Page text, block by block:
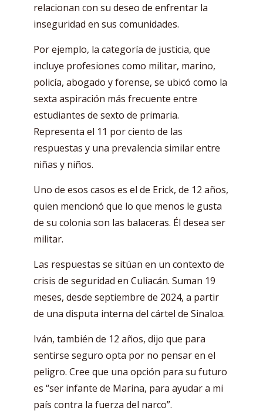
relacionan con su deseo de enfrentar la
inseguridad en sus comunidades.
Por ejemplo, la categoría de justicia, que
incluye profesiones como militar, marino,
policía, abogado y forense, se ubicó como la
sexta aspiración más frecuente entre
estudiantes de sexto de primaria.
Representa el 11 por ciento de las
respuestas y una prevalencia similar entre
niñas y niños.
Uno de esos casos es el de Erick, de 12 años,
quien mencionó que lo que menos le gusta
de su colonia son las balaceras. Él desea ser
militar.
Las respuestas se sitúan en un contexto de
crisis de seguridad en Culiacán. Suman 19
meses, desde septiembre de 2024, a partir
de una disputa interna del cártel de Sinaloa.
Iván, también de 12 años, dijo que para
sentirse seguro opta por no pensar en el
peligro. Cree que una opción para su futuro
es “ser infante de Marina, para ayudar a mi
país contra la fuerza del narco”.